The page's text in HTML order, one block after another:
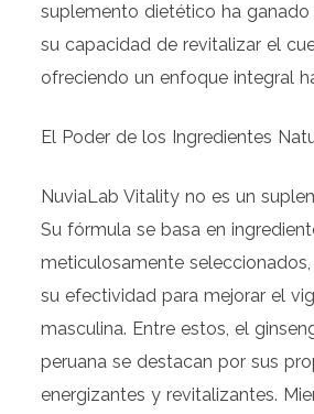
suplemento dietético ha
su capacidad de revitalizar el
ofreciendo un enfoque integral
El Poder de los Ingredientes
NuviaLab Vitality no es un
Su fórmula se basa en
meticulosamente
su efectividad para mejorar el
masculina. Entre estos, el
peruana se destacan por sus
energizantes y revitalizantes.